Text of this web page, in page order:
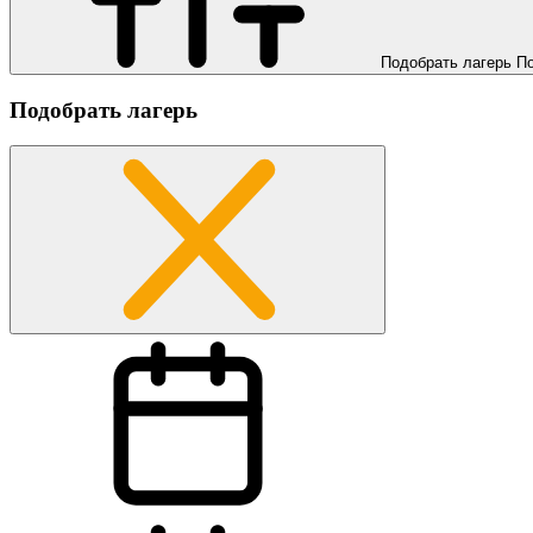
Подобрать лагерь
Подобрать лагерь